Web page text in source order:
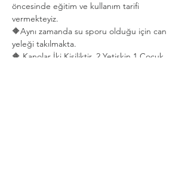
öncesinde eğitim ve kullanım tarifi
vermekteyiz.
🔶Aynı zamanda su sporu olduğu için can
yeleği takılmakta.
🔶 Kanolar İki Kişiliktir. 2 Yetişkin 1 Çocuk